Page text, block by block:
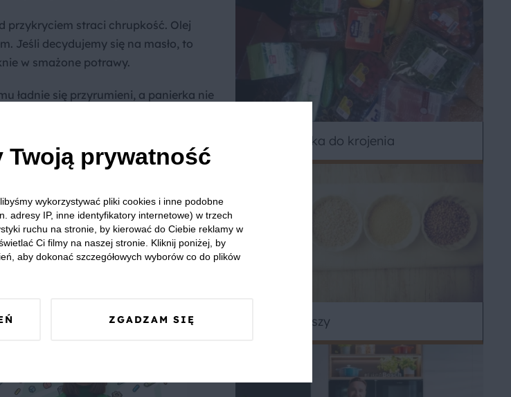
przykryciem straci chrupkość. Olej
Jeśli decydujemy się na masło, to
w smażone potrawy.
ładnie się przyrumieni, a panierka nie
filety. Przed smażeniem
Rybę należy solić bezpośrednio
tłuszczu, na małym ogniu,
skrop ją sokiem z cytryny,
szczyptę mielonej papryki lub
ziemniaka, pokrojonego w kawałki
Czysta deska do krojenia
Rodzaje kaszy
Twoją prywatność
wykorzystywać pliki cookies i inne podobne
adresy IP, inne identyfikatory internetowe) w trzech
ruchu na stronie, by kierować do Ciebie reklamy w
Ci filmy na naszej stronie. Kliknij poniżej, by
aby dokonać szczegółowych wyborów co do plików
ZGADZAM SIĘ